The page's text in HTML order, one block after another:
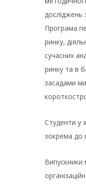
досліджень
Програма
ринку,
сучасних
ринку та в
засадами
Студенти у
зокрема до
Випускники